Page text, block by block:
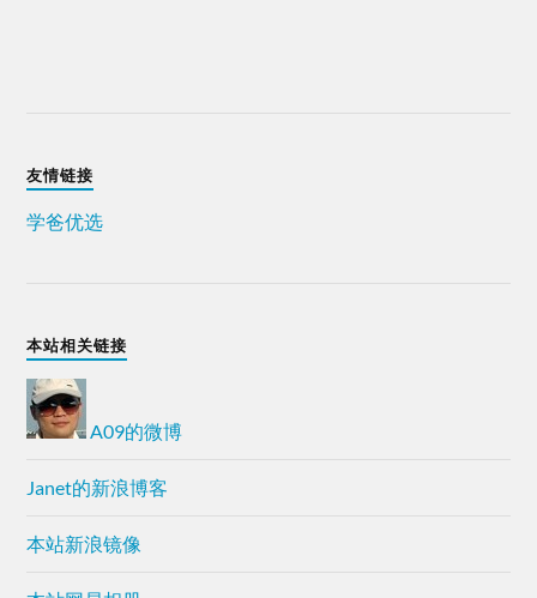
友情链接
学爸优选
本站相关链接
A09的微博
Janet的新浪博客
本站新浪镜像